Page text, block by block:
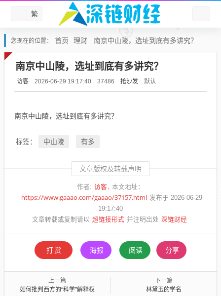
繁
您现在的位置： 首页 理财 南京中山陵，选址到底有多讲究？
南京中山陵，选址到底有多讲究？
访客 2026-06-29 19:17:40 37486 抢沙发 默认
南京中山陵，选址到底有多讲究？
标签： 中山陵 有多
文章版权及转载声明
作者: 访客 本文地址：
https://www.gaaao.com/gaaao/37157.html 发布于 2026-06-29
19:17:40
文章转载或复制请以 超链接形式 并注明出处 深链财经
打赏 海报 阅读 分享
上一篇
如何批判西方的“科学”解释权
下一篇
林黛玉的学名